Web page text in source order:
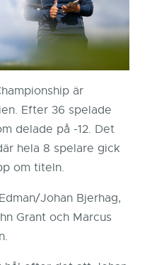
är
Efter 36 spelade
delade på -12. Det
hela 8 spelare gick
om titeln.
Johan Bjerhag,
Grant och Marcus